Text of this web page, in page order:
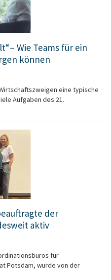
– Wie Teams für ein
können
eine typische
Aufgaben des 21.
der
aktiv
für
Potsdam, wurde von der